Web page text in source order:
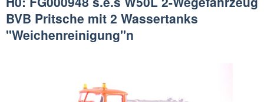
BVB Pritsche mit 2 Wassertanks
"Weichenreinigung"n